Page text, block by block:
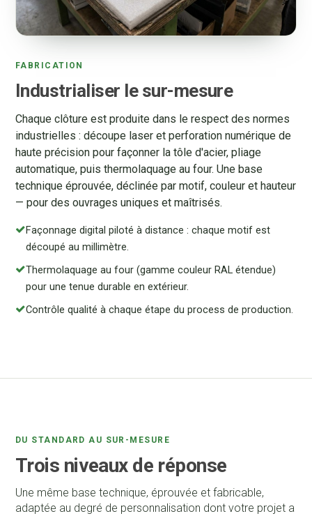
FABRICATION
Industrialiser le sur-mesure
Chaque clôture est produite dans le respect des normes
industrielles : découpe laser et perforation numérique de
haute précision pour façonner la tôle d'acier, pliage
automatique, puis thermolaquage au four. Une base
technique éprouvée, déclinée par motif, couleur et hauteur
— pour des ouvrages uniques et maîtrisés.
Façonnage digital piloté à distance : chaque motif est
découpé au millimètre.
Thermolaquage au four (gamme couleur RAL étendue)
pour une tenue durable en extérieur.
Contrôle qualité à chaque étape du process de production.
DU STANDARD AU SUR-MESURE
Trois niveaux de réponse
Une même base technique, éprouvée et fabricable,
adaptée au degré de personnalisation dont votre projet a